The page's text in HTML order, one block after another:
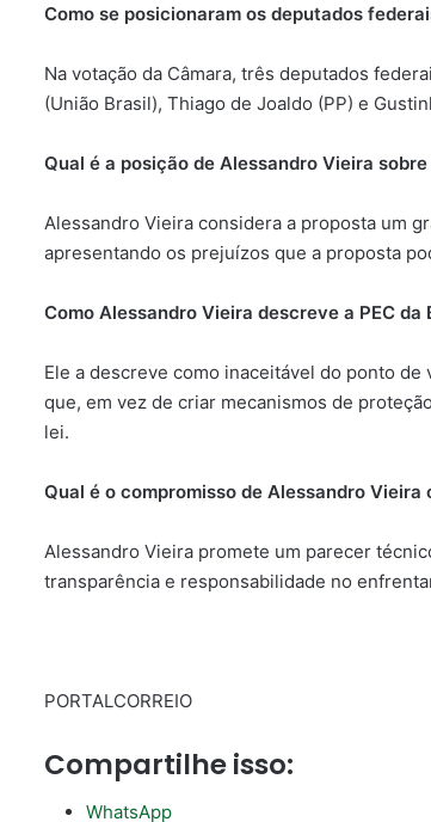
Como se posicionaram os deputados
Na votação da Câmara, três deputados
(União Brasil), Thiago de Joaldo (PP) e
Qual é a posição de Alessandro Vieira sobre
Alessandro Vieira considera a proposta um
apresentando os prejuízos que a proposta
Como Alessandro Vieira descreve a PEC da
Ele a descreve como inaceitável do ponto de
que, em vez de criar mecanismos de
lei.
Qual é o compromisso de Alessandro Vieira
Alessandro Vieira promete um parecer
transparência e responsabilidade no
PORTALCORREIO
Compartilhe isso:
WhatsApp